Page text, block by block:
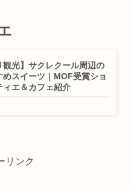
観光】サクレクール周辺の
めスイーツ｜MOF受賞ショ
ィエ＆カフェ紹介
リンク